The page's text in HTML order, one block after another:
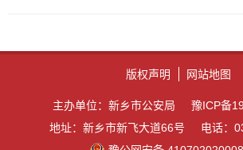
版权声明 网站地图
主办单位：新乡市公安局
豫ICP备
地址：新乡市新飞大道66号
电话：